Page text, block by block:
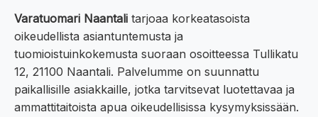
Varatuomari Naantali tarjoaa korkeatasoista
oikeudellista asiantuntemusta ja
tuomioistuinkokemusta suoraan osoitteessa Tullikatu
12, 21100 Naantali. Palvelumme on suunnattu
paikallisille asiakkaille, jotka tarvitsevat luotettavaa ja
ammattitaitoista apua oikeudellisissa kysymyksissään.